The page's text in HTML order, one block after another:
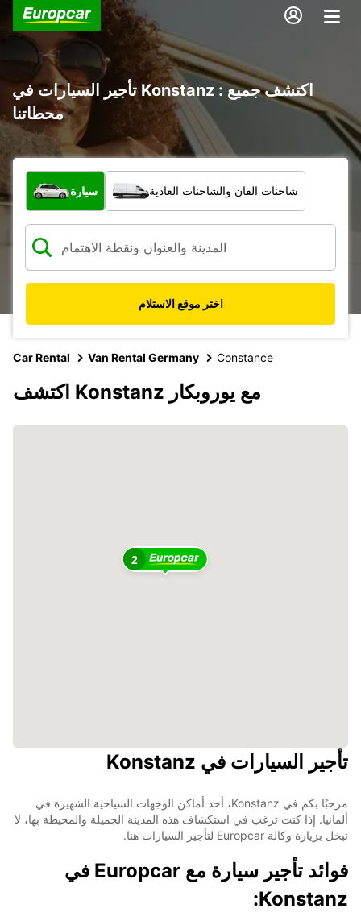
تأجير السيارات في Konstanz : اكتشف جميع
محطاتنا
ما نوع المركبة؟
سيارة شاحنات الفان والشاحنات العادية
اختر موقع الاستلام
Car Rental Van Rental Germany Constance
اكتشف Konstanz مع يوروبكار
2
تأجير السيارات في Konstanz
مرحبًا بكم في Konstanz، أحد أماكن الوجهات السياحية الشهيرة في
ألمانيا. إذا كنت ترغب في استكشاف هذه المدينة الجميلة والمحيطة بها، لا
تبخل بزيارة وكالة Europcar لتأجير السيارات هنا.
فوائد تأجير سيارة مع Europcar في
Konstanz: